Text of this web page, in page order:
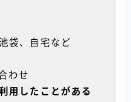
袋、自宅など
わせ
用したことがある